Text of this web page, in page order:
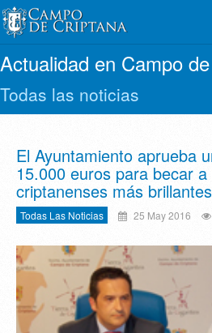
Actualidad en Campo
Todas las noticias
El Ayuntamiento aprueba
15.000 euros para becar
criptanenses más brillantes
Todas Las Noticias 25 May 2016